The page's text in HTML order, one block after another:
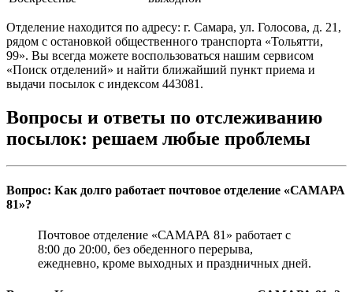
Отделение находится по адресу: г. Самара, ул. Голосова, д. 21,
рядом с остановкой общественного транспорта «Тольятти,
99». Вы всегда можете воспользоваться нашим сервисом
«Поиск отделений» и найти ближайший пункт приема и
выдачи посылок с индексом 443081.
Вопросы и ответы по отслеживанию
посылок: решаем любые проблемы
Вопрос: Как долго работает почтовое отделение «САМАРА
81»?
Почтовое отделение «САМАРА 81» работает с
8:00 до 20:00, без обеденного перерыва,
ежедневно, кроме выходных и праздничных дней.